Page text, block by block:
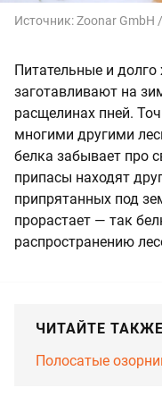
Источник:Zoonar GmbH
Питательные и
заготавливают на
расщелинах пней.
многими другими
белка забывает про
припасы находят
припрятанных под
прорастает — так
распространению
ЧИТАЙТЕ ТАКЖЕ
Полосатые